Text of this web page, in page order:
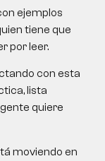
ejemplos
tiene que
por leer.
con esta
lista
quiere
moviendo en